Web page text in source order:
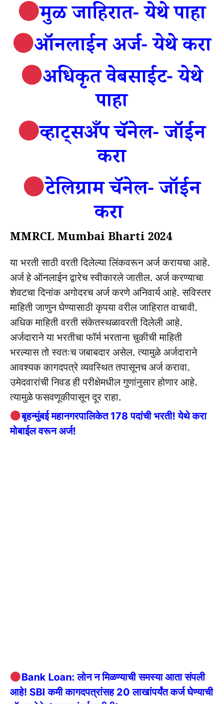
मुळ जाहिरात- येथे पाहा
ऑनलाईन अर्ज- येथे करा
अधिकृत वेबसाईट- येथे
पाहा
व्हाट्सअँप चॅनेल- जॉईन
करा
टेलिग्राम चॅनेल- जॉईन
करा
MMRCL Mumbai Bharti 2024
या भरती साठी वरती दिलेल्या लिंकवरून अर्ज करायचा आहे.
अर्ज हे ऑनलाईन द्वारेच स्वीकारले जातील. अर्ज करण्याचा
शेवटचा दिनांक अगोदरच अर्ज करणे अनिवार्य आहे. सविस्तर
माहिती जाणुन घेण्यासाठी कृपया वरील जाहिरात वाचावी.
अधिक माहिती वरती संकेतस्थळावरती दिलेली आहे.
अर्जदाराने या भरतीचा फॉर्म भरताना चुकीची माहिती
भरल्यास तो स्वतःच जबाबदार असेल. त्यामुळे अर्जदाराने
आवश्यक कागदपत्रे व्यवस्थित तपासूनच अर्ज करावा.
उमेदवारांची निवड ही परीक्षेमधील गुणांनुसार होणार आहे.
त्यामुळे फसवणूकीपासून दूर राहा.
बृहन्मुंबई महानगरपालिकेत 178 पदांची भरती! येथे करा
मोबाईल वरून अर्ज!
Bank Loan: लोन न मिळण्याची समस्या आता संपली
आहे! SBI कमी कागदपत्रांसह 20 लाखांपर्यंत कर्ज घेण्याची